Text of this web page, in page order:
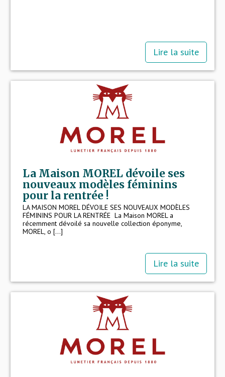
Lire la suite
La Maison MOREL dévoile ses
nouveaux modèles féminins
pour la rentrée !
LA MAISON MOREL DÉVOILE SES NOUVEAUX MODÈLES
FÉMININS POUR LA RENTRÉE La Maison MOREL a
récemment dévoilé sa nouvelle collection éponyme,
MOREL, o [...]
Lire la suite